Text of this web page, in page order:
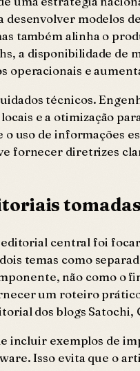
modelos
também alinha o
a disponibilidade de
operacionais e
técnicos.
e a otimização
uso de informações
fornecer diretrizes
tomadas
central foi
temas como
não como o
um roteiro
dos blogs
incluir exemplos de
Isso evita que o